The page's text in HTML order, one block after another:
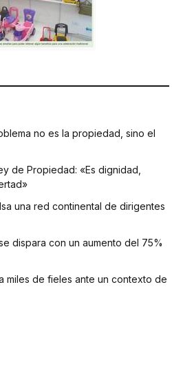
no es la propiedad, sino el
de Propiedad: «Es dignidad,
una red continental de dirigentes
dispara con un aumento del 75%
miles de fieles ante un contexto de